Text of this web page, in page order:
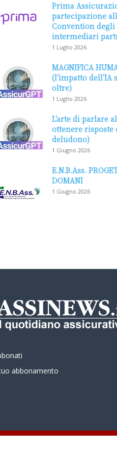
Prima
partecipazione
Convention degli
intermediari
1 Luglio 2026
MAGNIFICA
(l’impatto
oltre)
1 Luglio 2026
L’arte di parlare
ottenere risposte
deludono)
1 Giugno 2026
E.N.B.Ass.
DOMANI
1 Giugno 2026
abbonamento